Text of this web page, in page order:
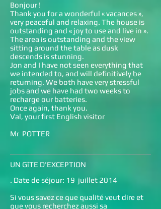
Bonjour !
Thank you for a wonderful « vacances »,
very peaceful and relaxing. The house is
outstanding and « joy to use and live in ».
The area is outstanding and the view
sitting around the table as dusk
descends is stunning.
Jon and I have not seen everything that
we intended to, and will definitively be
returning. We both have very stressful
jobs and we have had two weeks to
recharge our batteries.
Once again, thank you.
Val, your first English visitor
Mr POTTER
UN GîTE D'EXCEPTION
. Date de séjour: 19 juillet 2014
Si vous savez ce que qualité veut dire et
que vous recherchez aussi sa